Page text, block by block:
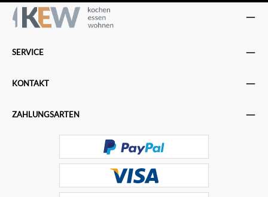
SERVICE
KONTAKT
ZAHLUNGSARTEN